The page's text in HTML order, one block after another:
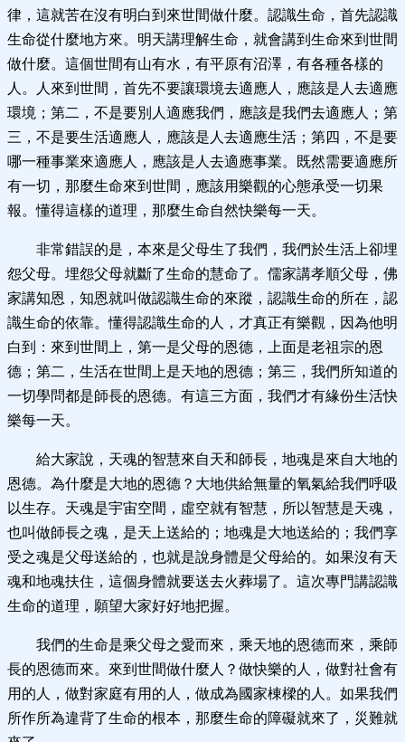
律，這就苦在沒有明白到來世間做什麼。認識生命，首先認識
生命從什麼地方來。明天講理解生命，就會講到生命來到世間
做什麼。這個世間有山有水，有平原有沼澤，有各種各樣的
人。人來到世間，首先不要讓環境去適應人，應該是人去適應
環境；第二，不是要別人適應我們，應該是我們去適應人；第
三，不是要生活適應人，應該是人去適應生活；第四，不是要
哪一種事業來適應人，應該是人去適應事業。既然需要適應所
有一切，那麼生命來到世間，應該用樂觀的心態承受一切果
報。懂得這樣的道理，那麼生命自然快樂每一天。
非常錯誤的是，本來是父母生了我們，我們於生活上卻埋
怨父母。埋怨父母就斷了生命的慧命了。儒家講孝順父母，佛
家講知恩，知恩就叫做認識生命的來蹤，認識生命的所在，認
識生命的依靠。懂得認識生命的人，才真正有樂觀，因為他明
白到：來到世間上，第一是父母的恩德，上面是老祖宗的恩
德；第二，生活在世間上是天地的恩德；第三，我們所知道的
一切學問都是師長的恩德。有這三方面，我們才有緣份生活快
樂每一天。
給大家說，天魂的智慧來自天和師長，地魂是來自大地的
恩德。為什麼是大地的恩德？大地供給無量的氧氣給我們呼吸
以生存。天魂是宇宙空間，虛空就有智慧，所以智慧是天魂，
也叫做師長之魂，是天上送給的；地魂是大地送給的；我們享
受之魂是父母送給的，也就是說身體是父母給的。如果沒有天
魂和地魂扶住，這個身體就要送去火葬場了。這次專門講認識
生命的道理，願望大家好好地把握。
我們的生命是乘父母之愛而來，乘天地的恩德而來，乘師
長的恩德而來。來到世間做什麼人？做快樂的人，做對社會有
用的人，做對家庭有用的人，做成為國家棟樑的人。如果我們
所作所為違背了生命的根本，那麼生命的障礙就來了，災難就